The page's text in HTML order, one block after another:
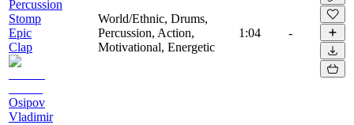
Percussion
Stomp
Epic
Clap
Osipov
Vladimir
World/Ethnic, Drums,
Percussion, Action,
Motivational, Energetic
1:04 -